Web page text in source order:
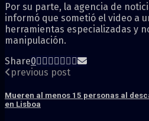
Por su parte, la agencia de
informó que sometió el video a
herramientas especializadas y
manipulación.
Share0
previous post
Mueren al menos 15 personas al
en Lisboa